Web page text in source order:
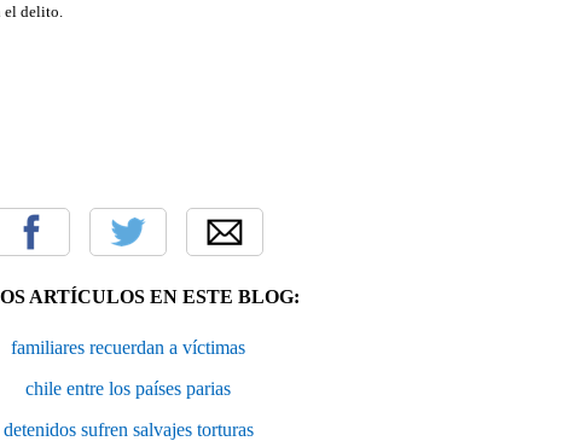
el delito.
ARTÍCULOS EN ESTE BLOG:
familiares recuerdan a víctimas
chile entre los países parias
detenidos sufren salvajes torturas